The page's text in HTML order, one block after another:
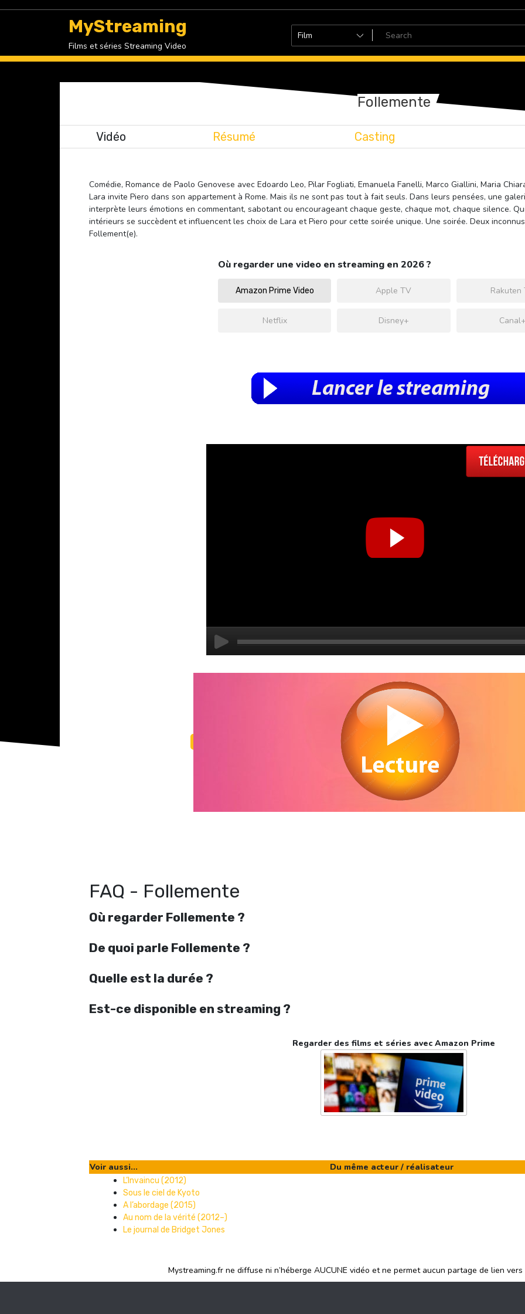
MyStreaming
Films et séries Streaming Video
Follemente
Vidéo Résumé Casting
Comédie, Romance de Paolo Genovese avec Edoardo Leo, Pilar Fogliati, Emanuela Fanelli, Marco Giallini, Maria
Lara invite Piero dans son appartement à Rome. Mais ils ne sont pas tout à fait seuls. Dans leurs pensées, une
interprète leurs émotions en commentant, sabotant ou encourageant chaque geste, chaque mot, chaque silence.
intérieurs se succèdent et influencent les choix de Lara et Piero pour cette soirée unique. Une soirée. Deux
Follement(e).
Où regarder une video en streaming en 2026 ?
Amazon Prime Video Apple TV Rakuten
Netflix Disney+
FAQ - Follemente
Où regarder Follemente ?
De quoi parle Follemente ?
Quelle est la durée ?
Est-ce disponible en streaming ?
Regarder des films et séries avec Amazon Prime
Voir aussi... Du même acteur / réalisateur
L’Invaincu (2012)
Sous le ciel de Kyoto
A l’abordage (2015)
Au nom de la vérité (2012–)
Le journal de Bridget Jones
Mystreaming.fr ne diffuse ni n’héberge AUCUNE vidéo et ne permet aucun partage de lien